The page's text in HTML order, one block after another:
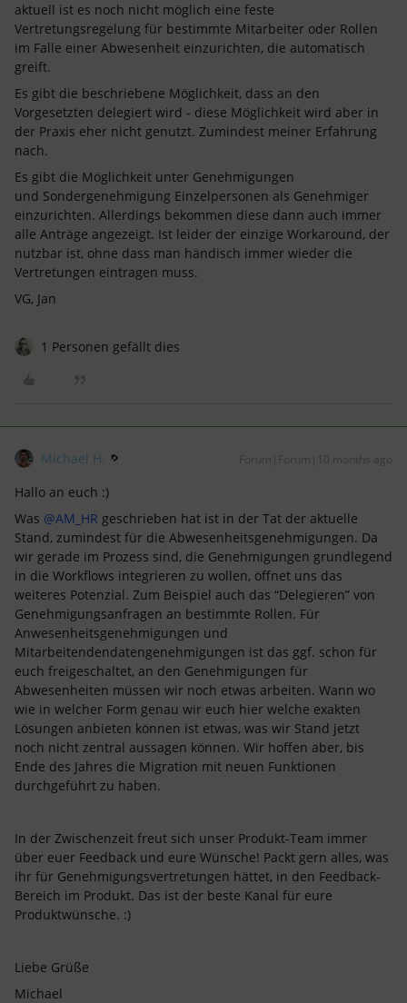
aktuell ist es noch nicht möglich eine feste
Vertretungsregelung für bestimmte Mitarbeiter oder Rollen
im Falle einer Abwesenheit einzurichten, die automatisch
greift.
Es gibt die beschriebene Möglichkeit, dass an den
Vorgesetzten delegiert wird - diese Möglichkeit wird aber in
der Praxis eher nicht genutzt. Zumindest meiner Erfahrung
nach.
Es gibt die Möglichkeit unter Genehmigungen
und Sondergenehmigung Einzelpersonen als Genehmiger
einzurichten. Allerdings bekommen diese dann auch immer
alle Anträge angezeigt. Ist leider der einzige Workaround, der
nutzbar ist, ohne dass man händisch immer wieder die
Vertretungen eintragen muss.
VG, Jan
1 Personen gefällt dies
Michael H. Forum|Forum|10 months ago
Hallo an euch :)
Was ​ @AM_HR geschrieben hat ist in der Tat der aktuelle
Stand, zumindest für die Abwesenheitsgenehmigungen. Da
wir gerade im Prozess sind, die Genehmigungen grundlegend
in die Workflows integrieren zu wollen, öffnet uns das
weiteres Potenzial. Zum Beispiel auch das “Delegieren” von
Genehmigungsanfragen an bestimmte Rollen. Für
Anwesenheitsgenehmigungen und
Mitarbeitendendatengenehmigungen ist das ggf. schon für
euch freigeschaltet, an den Genehmigungen für
Abwesenheiten müssen wir noch etwas arbeiten. Wann wo
wie in welcher Form genau wir euch hier welche exakten
Lösungen anbieten können ist etwas, was wir Stand jetzt
noch nicht zentral aussagen können. Wir hoffen aber, bis
Ende des Jahres die Migration mit neuen Funktionen
durchgeführt zu haben.
In der Zwischenzeit freut sich unser Produkt-Team immer
über euer Feedback und eure Wünsche! Packt gern alles, was
ihr für Genehmigungsvertretungen hättet, in den Feedback-
Bereich im Produkt. Das ist der beste Kanal für eure
Produktwünsche. :)
Liebe Grüße
Michael